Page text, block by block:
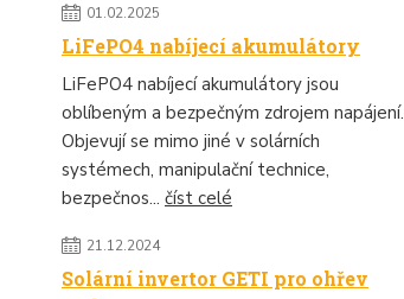
01.02.2025
LiFePO4 nabíjecí akumulátory
LiFePO4 nabíjecí akumulátory jsou
oblíbeným a bezpečným zdrojem napájení.
Objevují se mimo jiné v solárních
systémech, manipulační technice,
bezpečnos... číst celé
21.12.2024
Solární invertor GETI pro ohřev